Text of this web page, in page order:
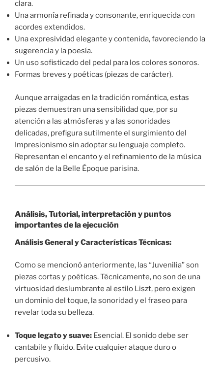
clara.
Una armonía refinada y consonante, enriquecida con
acordes extendidos.
Una expresividad elegante y contenida, favoreciendo la
sugerencia y la poesía.
Un uso sofisticado del pedal para los colores sonoros.
Formas breves y poéticas (piezas de carácter).
Aunque arraigadas en la tradición romántica, estas
piezas demuestran una sensibilidad que, por su
atención a las atmósferas y a las sonoridades
delicadas, prefigura sutilmente el surgimiento del
Impresionismo sin adoptar su lenguaje completo.
Representan el encanto y el refinamiento de la música
de salón de la Belle Époque parisina.
Análisis, Tutorial, interpretación y puntos
importantes de la ejecución
Análisis General y Características Técnicas:
Como se mencionó anteriormente, las “Juvenilia” son
piezas cortas y poéticas. Técnicamente, no son de una
virtuosidad deslumbrante al estilo Liszt, pero exigen
un dominio del toque, la sonoridad y el fraseo para
revelar toda su belleza.
Toque legato y suave: Esencial. El sonido debe ser
cantabile y fluido. Evite cualquier ataque duro o
percusivo.